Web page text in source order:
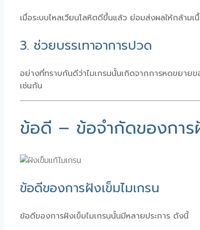
เมื่อระบบไหลเวียนโลหิตดีขึ้นแล้ว ย่อมส่งผลให้กล้า
3. ช่วยบรรเทาอาการปวด
อย่างที่ทราบกันดีว่าไมเกรนนั้นเกิดจากการหดขยาย
เช่นกัน
ข้อดี – ข้อจำกัดของการ
ข้อดีของการฝังเข็มไมเกรน
ข้อดีของการฝังเข็มไมเกรนนั้นมีหลายประการ ดังนี้